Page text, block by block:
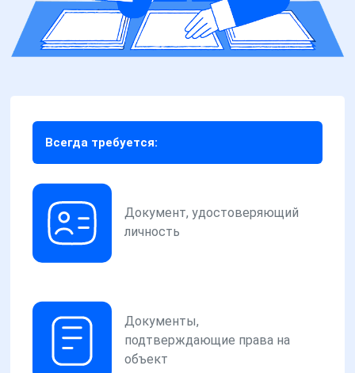
Всегда требуется:
Документ, удостоверяющий
личность
Документы,
подтверждающие права на
объект